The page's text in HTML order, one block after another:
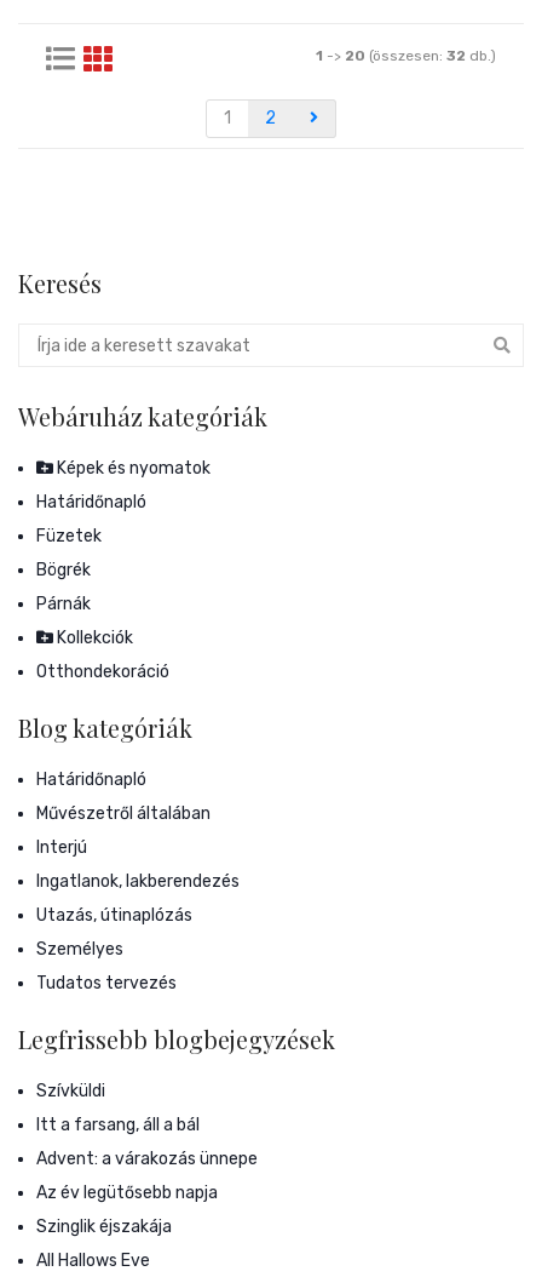
1 -> 20 (összesen: 32 db.)
1 2
Keresés
Webáruház kategóriák
Képek és nyomatok
Határidőnapló
Füzetek
Bögrék
Párnák
Kollekciók
Otthondekoráció
Blog kategóriák
Határidőnapló
Művészetről általában
Interjú
Ingatlanok, lakberendezés
Utazás, útinaplózás
Személyes
Tudatos tervezés
Legfrissebb blogbejegyzések
Szívküldi
Itt a farsang, áll a bál
Advent: a várakozás ünnepe
Az év legütősebb napja
Szinglik éjszakája
All Hallows Eve